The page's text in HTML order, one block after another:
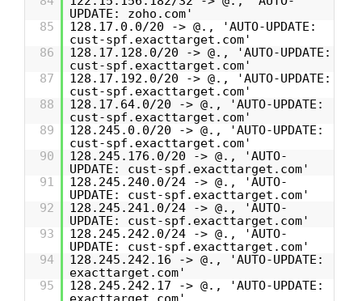
UPDATE: zoho.com'
85
128.17.0.0/20 -> @., 'AUTO-UPDATE:
cust-spf.exacttarget.com'
86
128.17.128.0/20 -> @., 'AUTO-UPDATE:
cust-spf.exacttarget.com'
87
128.17.192.0/20 -> @., 'AUTO-UPDATE:
cust-spf.exacttarget.com'
88
128.17.64.0/20 -> @., 'AUTO-UPDATE:
cust-spf.exacttarget.com'
89
128.245.0.0/20 -> @., 'AUTO-UPDATE:
cust-spf.exacttarget.com'
90
128.245.176.0/20 -> @., 'AUTO-
UPDATE: cust-spf.exacttarget.com'
91
128.245.240.0/24 -> @., 'AUTO-
UPDATE: cust-spf.exacttarget.com'
92
128.245.241.0/24 -> @., 'AUTO-
UPDATE: cust-spf.exacttarget.com'
93
128.245.242.0/24 -> @., 'AUTO-
UPDATE: cust-spf.exacttarget.com'
94
128.245.242.16 -> @., 'AUTO-UPDATE:
exacttarget.com'
95
128.245.242.17 -> @., 'AUTO-UPDATE: